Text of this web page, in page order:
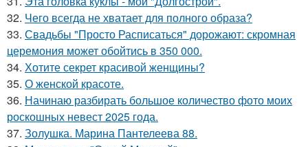
32. Чего всегда не хватает для полного образа?
33. Свадьбы "Просто Расписаться" дорожают: скромная
церемония может обойтись в 350 000.
34. Хотите секрет красивой женщины?
35. О женской красоте.
36. Начинаю разбирать большое количество фото моих
роскошных невест 2025 года.
37. Золушка. Марина Пантелеева 88.